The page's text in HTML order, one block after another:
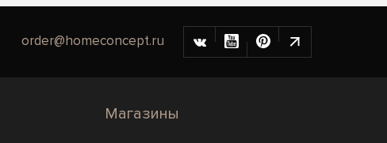
order@homeconcept.ru
Магазины